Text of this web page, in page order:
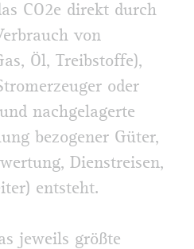
CO2e direkt durch
von
Öl, Treibstoffe),
oder
nachgelagerte
bezogener Güter,
Dienstreisen,
entsteht.
jeweils größte